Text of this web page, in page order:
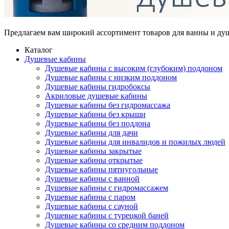
Предлагаем вам широкий ассортимент товаров для ванны и
Каталог
Душевые кабины
Душевые кабины с высоким (глубоким) поддоном
Душевые кабины с низким поддоном
Душевые кабины гидробоксы
Акриловые душевые кабины
Душевые кабины без гидромассажа
Душевые кабины без крыши
Душевые кабины без поддона
Душевые кабины для дачи
Душевые кабины для инвалидов и пожилых людей
Душевые кабины закрытые
Душевые кабины открытые
Душевые кабины пятиугольные
Душевые кабины с ванной
Душевые кабины с гидромассажем
Душевые кабины с паром
Душевые кабины с сауной
Душевые кабины с турецкой баней
Душевые кабины со средним поддоном